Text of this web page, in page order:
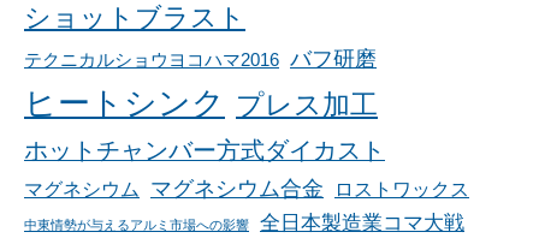
ショットブラスト
テクニカルショウヨコハマ2016 バフ研磨
ヒートシンク プレス加工
ホットチャンバー方式ダイカスト
マグネシウム マグネシウム合金 ロストワックス
中東情勢が与えるアルミ市場への影響 全日本製造業コマ大戦